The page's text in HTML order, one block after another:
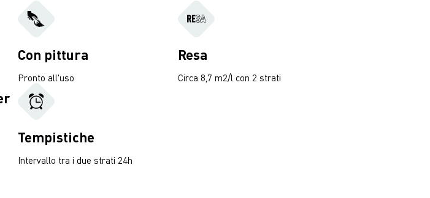
Con pittura
Pronto all'uso
Resa
Circa 8,7 m2/l con 2 strati
Tempistiche
Intervallo tra i due strati 24h